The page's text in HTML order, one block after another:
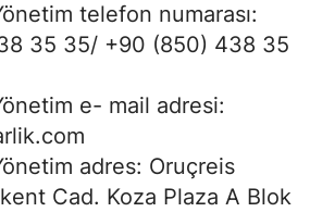
telefon numarası:
35 35/ +90 (850) 438 35
e- mail adresi:
adres: Oruçreis
Cad. Koza Plaza A Blok